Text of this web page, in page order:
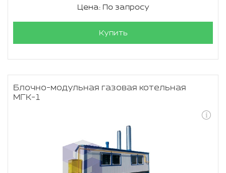
Цена: По запросу
Купить
Блочно-модульная газовая котельная
МГК-1